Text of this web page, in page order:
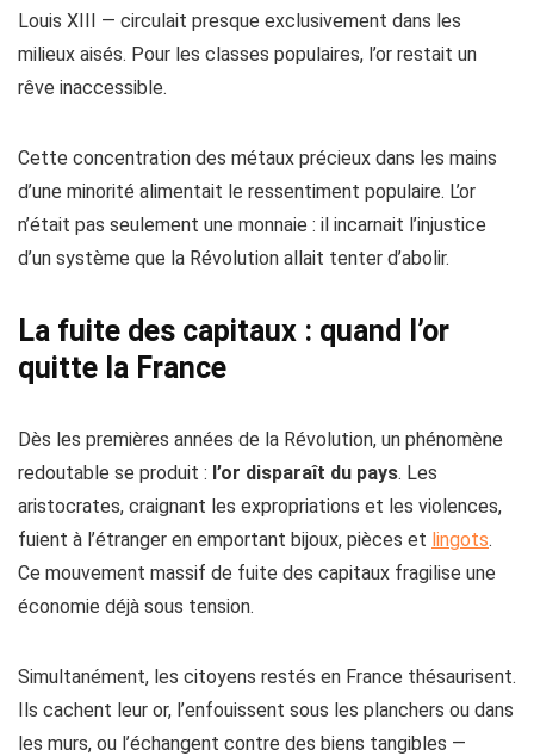
Louis XIII — circulait presque exclusivement dans les
milieux aisés. Pour les classes populaires, l’or restait un
rêve inaccessible.
Cette concentration des métaux précieux dans les mains
d’une minorité alimentait le ressentiment populaire. L’or
n’était pas seulement une monnaie : il incarnait l’injustice
d’un système que la Révolution allait tenter d’abolir.
La fuite des capitaux : quand l’or
quitte la France
Dès les premières années de la Révolution, un phénomène
redoutable se produit : l’or disparaît du pays. Les
aristocrates, craignant les expropriations et les violences,
fuient à l’étranger en emportant bijoux, pièces et lingots.
Ce mouvement massif de fuite des capitaux fragilise une
économie déjà sous tension.
Simultanément, les citoyens restés en France thésaurisent.
Ils cachent leur or, l’enfouissent sous les planchers ou dans
les murs, ou l’échangent contre des biens tangibles —